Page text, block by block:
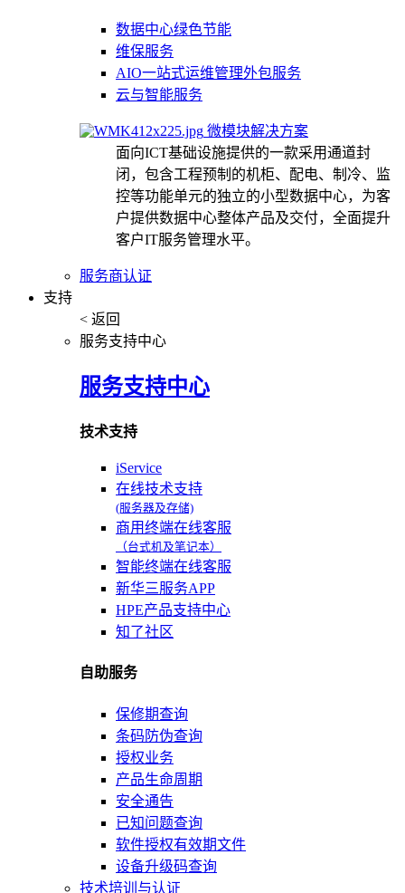
数据中心绿色节能
维保服务
AIO一站式运维管理外包服务
云与智能服务
微模块解决方案
面向ICT基础设施提供的一款采用通道封
闭，包含工程预制的机柜、配电、制冷、监
控等功能单元的独立的小型数据中心，为客
户提供数据中心整体产品及交付，全面提升
客户IT服务管理水平。
服务商认证
支持
< 返回
服务支持中心
服务支持中心
技术支持
iService
在线技术支持
(服务器及存储)
商用终端在线客服
（台式机及笔记本）
智能终端在线客服
新华三服务APP
HPE产品支持中心
知了社区
自助服务
保修期查询
条码防伪查询
授权业务
产品生命周期
安全通告
已知问题查询
软件授权有效期文件
设备升级码查询
技术培训与认证